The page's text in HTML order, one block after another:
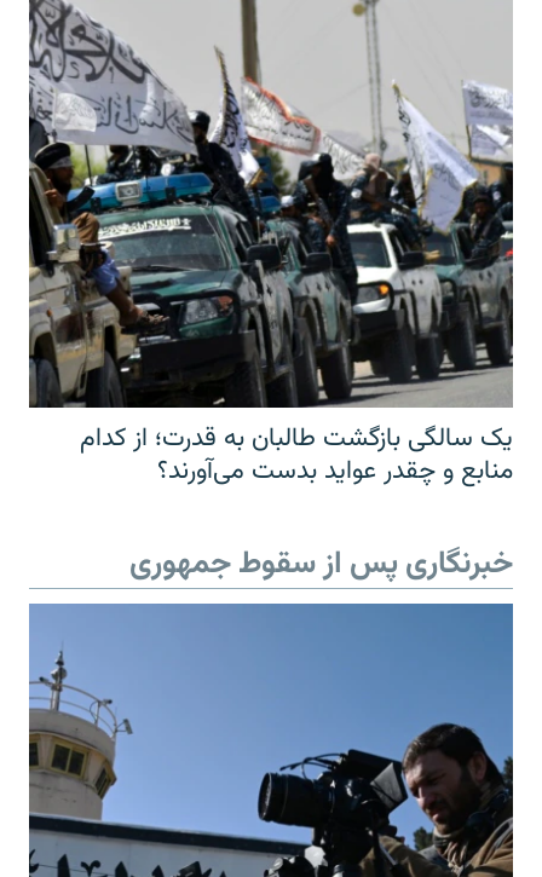
یک سالگی بازگشت طالبان به قدرت؛ از کدام
منابع و چقدر عواید بدست می‌آورند؟
خبرنگاری پس از سقوط جمهوری